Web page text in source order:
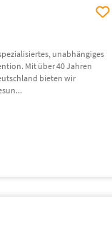
unabhängiges
Mit über 40 Jahren
bieten wir